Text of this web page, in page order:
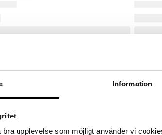
Information
bra upplevelse som möjligt använder vi